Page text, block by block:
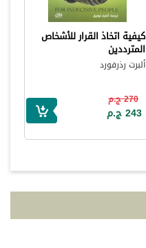
كيفية اتخاذ القرار للأشخاص
المترددين
ألبرت رذرفورد
270 ج.م
243 ج.م